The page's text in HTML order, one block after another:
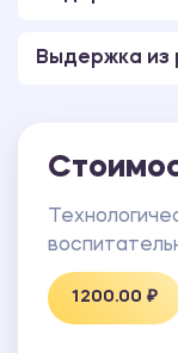
ПРИЛОЖЕНИЕ 2
Выдержка из
1200.00 ₽